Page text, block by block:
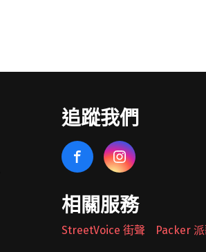
追蹤我們
相關服務
StreetVoice 街聲 Packer